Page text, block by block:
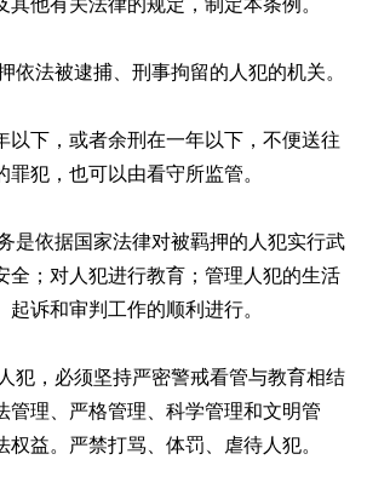
其他有关法律的规定，制定本条例。
依法被逮捕、刑事拘留的人犯的机关。
以下，或者余刑在一年以下，不便送往
犯，也可以由看守所监管。
是依据国家法律对被羁押的人犯实行武
全；对人犯进行教育；管理人犯的生活
诉和审判工作的顺利进行。
犯，必须坚持严密警戒看管与教育相结
管理、严格管理、科学管理和文明管
权益。严禁打骂、体罚、虐待人犯。